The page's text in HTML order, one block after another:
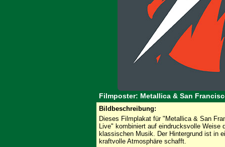
Filmposter: Metallica & San
Bildbeschreibung:
Dieses Filmplakat für "Metallica & San
Live" kombiniert auf eindrucksvolle Weise
klassischen Musik. Der Hintergrund ist in
kraftvolle Atmosphäre schafft.